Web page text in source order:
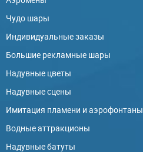
Чудо шары
Индивидуальные заказы
Большие рекламные шары
Надувные цветы
Надувные сцены
Имитация пламени и аэрофонтаны
Водные аттракционы
Надувные батуты